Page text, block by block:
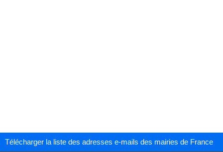
Télécharger la liste des adresses e-mails des mairies de France